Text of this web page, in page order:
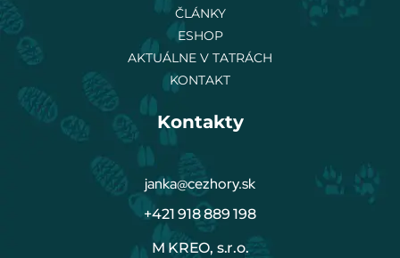
ČLÁNKY
ESHOP
AKTUÁLNE V TATRÁCH
KONTAKT
Kontakty
janka@cezhory.sk
+421 918 889 198
M KREO, s.r.o.